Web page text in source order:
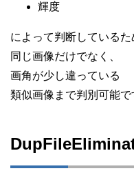
輝度
によって判断しているた
同じ画像だけでなく、
画角が少し違っている
類似画像まで判別可能で